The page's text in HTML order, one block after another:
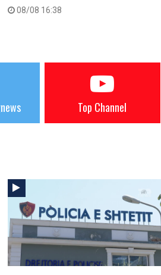
08/08 16:38
Top Channel